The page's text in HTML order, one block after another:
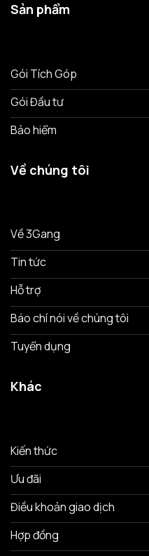
Sản phẩm
Gói Tích Góp
Gói Đầu tư
Bảo hiểm
Về chúng tôi
Về 3Gang
Tin tức
Hỗ trợ
Báo chí nói về chúng tôi
Tuyển dụng
Khác
Kiến thức
Ưu đãi
Điều khoản giao dịch
Hợp đồng